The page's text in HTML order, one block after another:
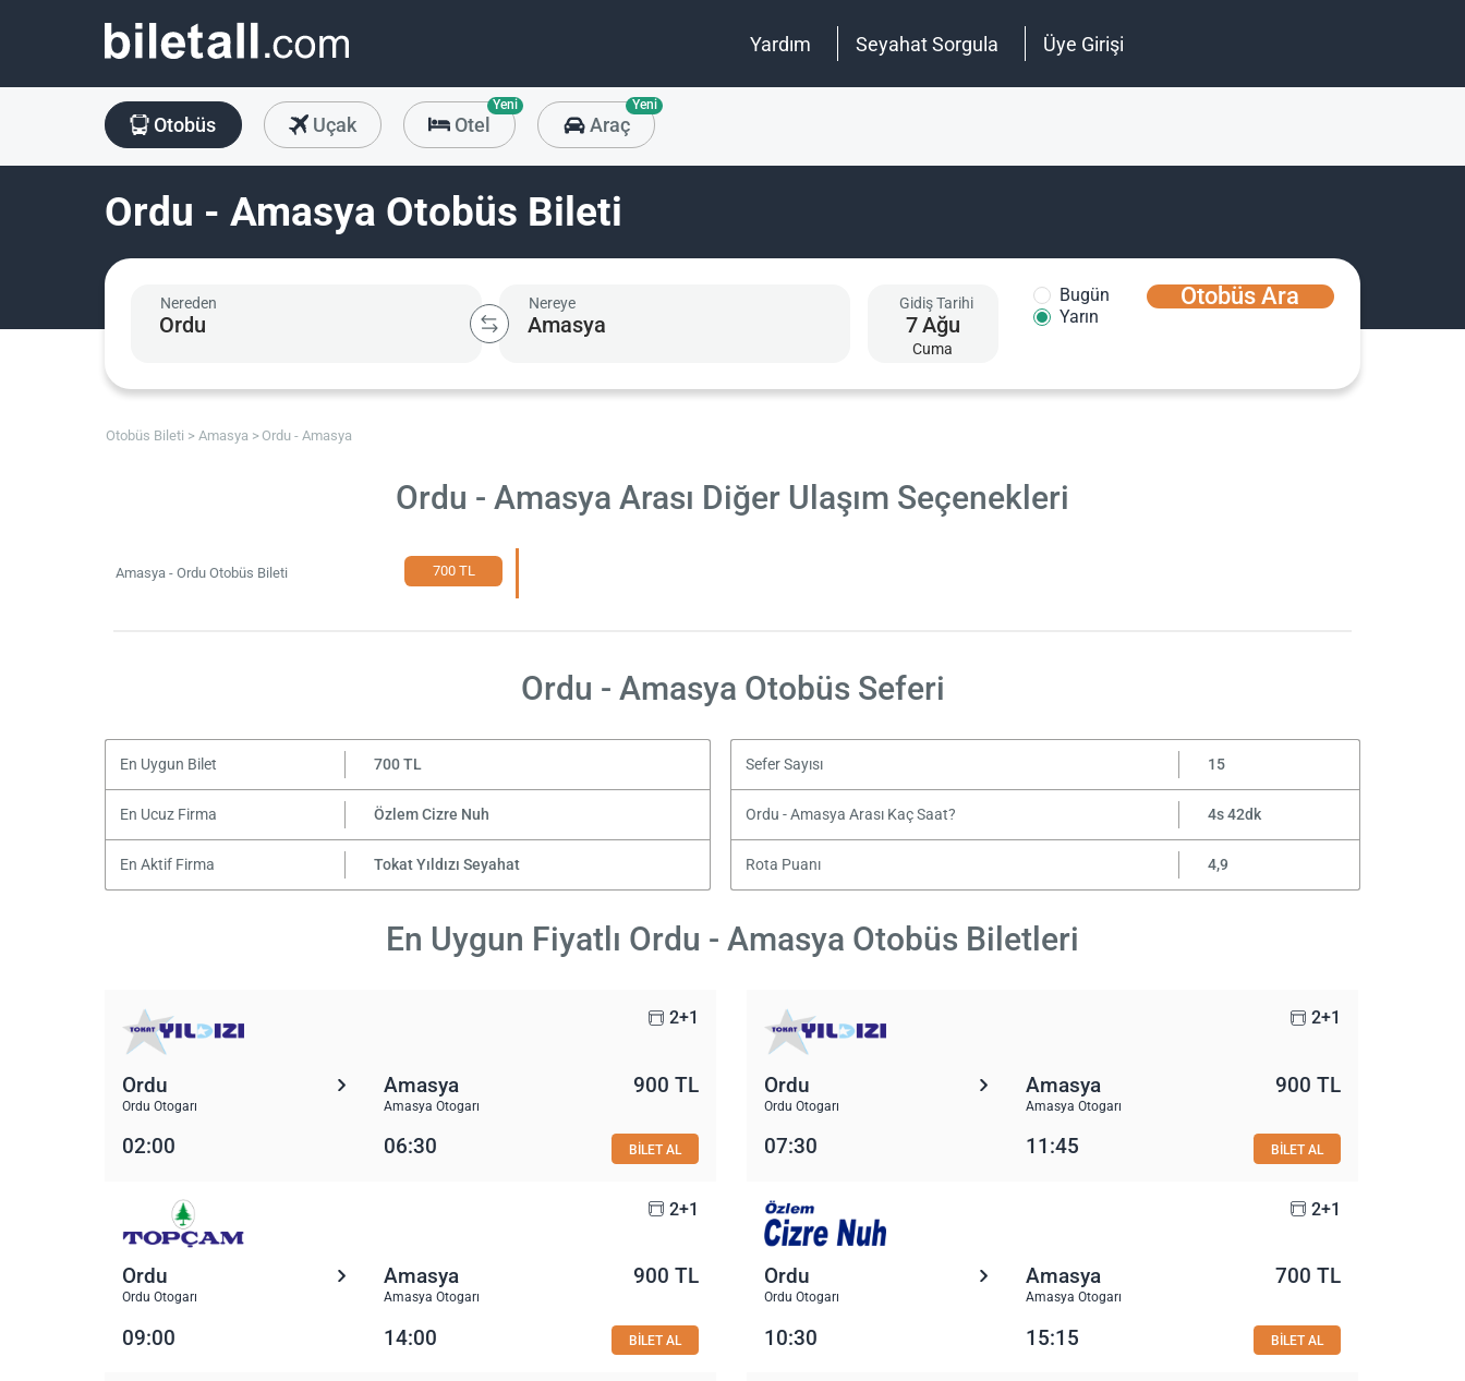
Yardım Seyahat Sorgula Üye Girişi
Otobüs Uçak Otel
Yeni
Araç
Yeni
Ordu - Amasya Otobüs Bileti
Nereden Nereye Gidiş Tarihi
7Ağu
Cuma
Bugün
Yarın
Otobüs Ara
Otobüs Bileti Amasya Ordu - Amasya
Ordu - Amasya Arası Diğer Ulaşım Seçenekleri
Amasya - Ordu Otobüs Bileti 700 TL
Ordu - Amasya Otobüs Seferi
En Uygun Bilet 700 TL Sefer Sayısı 15
En Ucuz Firma Özlem Cizre Nuh Ordu - Amasya Arası Kaç Saat? 4s 42dk
En Aktif Firma Tokat Yıldızı Seyahat Rota Puanı 4,9
En Uygun Fiyatlı Ordu - Amasya Otobüs Biletleri
2+1
Ordu
Ordu Otogarı
Amasya
Amasya Otogarı
900 TL
02:00 06:30 BİLET AL
2+1
Ordu
Ordu Otogarı
Amasya
Amasya Otogarı
900 TL
07:30 11:45 BİLET AL
2+1
Ordu
Ordu Otogarı
Amasya
Amasya Otogarı
900 TL
09:00 14:00 BİLET AL
2+1
Ordu
Ordu Otogarı
Amasya
Amasya Otogarı
700 TL
10:30 15:15 BİLET AL